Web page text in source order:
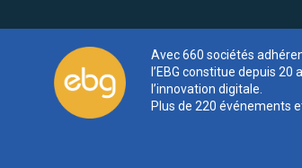
Avec 660 sociétés
l’EBG constitue depuis
l’innovation digitale.
Plus de 220 événements